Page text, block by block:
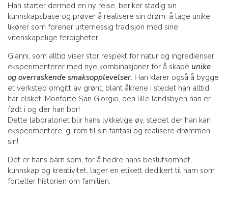
Han starter dermed en ny reise, beriker stadig sin
kunnskapsbase og prøver å realisere sin drøm: å lage unike
likører som forener urtemessig tradisjon med sine
vitenskapelige ferdigheter.
Gianni, som alltid viser stor respekt for natur og ingredienser,
eksperimenterer med nye kombinasjoner for å skape unike
og overraskende smaksopplevelser. Han klarer også å bygge
et verksted omgitt av grønt, blant åkrene i stedet han alltid
har elsket: Monforte San Giorgio, den lille landsbyen han er
født i og der han bor!
Dette laboratoriet blir hans lykkelige øy, stedet der han kan
eksperimentere, gi rom til sin fantasi og realisere drømmen
sin!
Det er hans barn som, for å hedre hans beslutsomhet,
kunnskap og kreativitet, lager en etikett dedikert til ham som
forteller historien om familien.